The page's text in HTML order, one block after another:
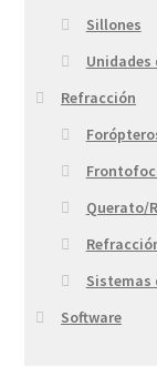
Sillones
Unidades
Refracción
Querato/
Sistemas
Software